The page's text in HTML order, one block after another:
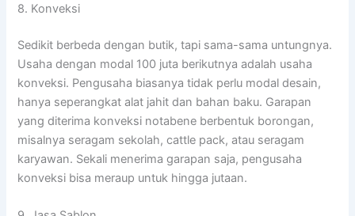
8. Konveksi
Sedikit berbeda dengan butik, tapi sama-sama untungnya.
Usaha dengan modal 100 juta berikutnya adalah usaha
konveksi. Pengusaha biasanya tidak perlu modal desain,
hanya seperangkat alat jahit dan bahan baku. Garapan
yang diterima konveksi notabene berbentuk borongan,
misalnya seragam sekolah, cattle pack, atau seragam
karyawan. Sekali menerima garapan saja, pengusaha
konveksi bisa meraup untuk hingga jutaan.